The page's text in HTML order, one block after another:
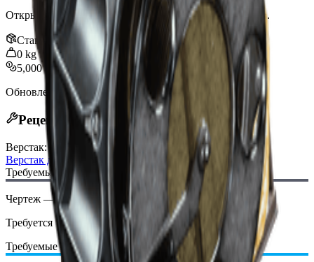
Открывает чертеж для создания Коробки фейерверков.
Стак
0 kg
5,000
Обновлено
Jan 13, 2026
Рецепт крафта
Верстак:
Верстак для взрывчатки
Требуемый чертеж:
Чертеж — Коробка фейерверков
Требуется
Требуемые материалы: